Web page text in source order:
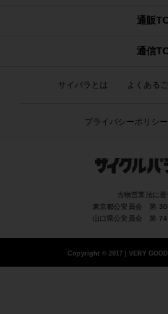
通販
通信
サイパラとは よくある
プライバシーポリシー
古物営業法に
東京都公安員会 第
山口県公安員会 第
Copyright ©2017 | VERY